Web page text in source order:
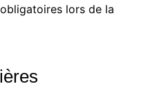
lors de la